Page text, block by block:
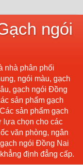
ngói
nhà phân phối
ngói màu, gạch
gạch ngói Đồng
sản phẩm gạch
sản phẩm gạch
lựa chọn cho các
văn phòng, ngân
ngói Đồng Nai
định đẳng cấp.